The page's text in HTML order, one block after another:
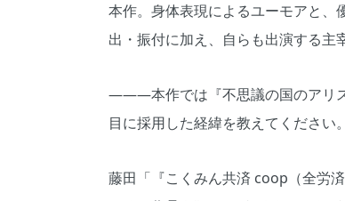
本作。身体表現によるユーモアと、
出・振付に加え、自らも出演する主
―――本作では『不思議の国のアリ
目に採用した経緯を教えてください。
藤田「『こくみん共済 coop（全労